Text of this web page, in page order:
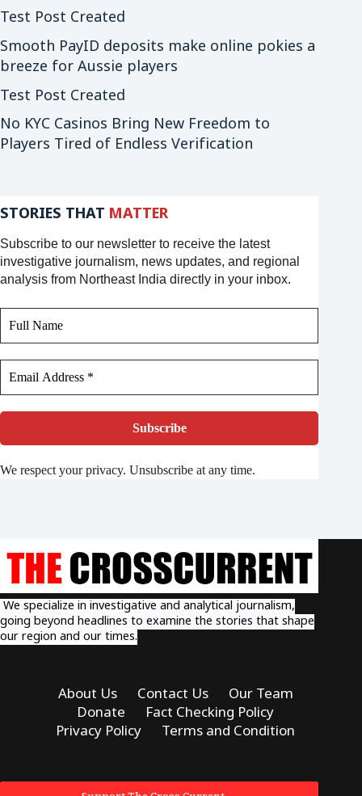
Test Post Created
Smooth PayID deposits make online pokies a
breeze for Aussie players
Test Post Created
No KYC Casinos Bring New Freedom to
Players Tired of Endless Verification
STORIES THAT MATTER
Subscribe to our newsletter to receive the latest
investigative journalism, news updates, and regional
analysis from Northeast India directly in your inbox.
We respect your privacy. Unsubscribe at any time.
We specialize in investigative and analytical journalism,
going beyond headlines to examine the stories that shape
our region and our times.
About Us Contact Us
Our Team
Donate
Fact Checking Policy
Privacy Policy
Terms and Condition